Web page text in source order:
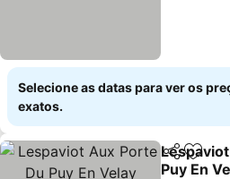
Selecione as datas para ver os
exatos.
Partilhar
Puy En